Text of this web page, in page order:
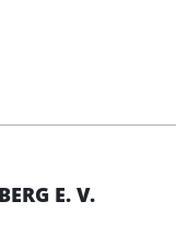
E. V.